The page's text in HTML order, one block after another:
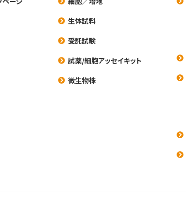
生体試料
受託試験
試薬/細胞アッセイキット
微生物株